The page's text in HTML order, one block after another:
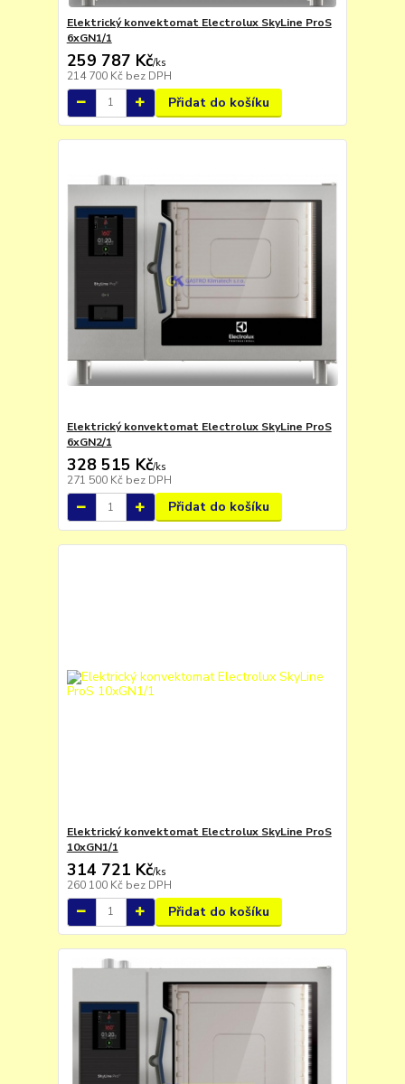
Elektrický konvektomat Electrolux SkyLine ProS
6xGN1/1
259 787 Kč/ks
214 700 Kč bez DPH
Přidat do košíku
Elektrický konvektomat Electrolux SkyLine ProS
6xGN2/1
328 515 Kč/ks
271 500 Kč bez DPH
Přidat do košíku
Elektrický konvektomat Electrolux SkyLine ProS
10xGN1/1
314 721 Kč/ks
260 100 Kč bez DPH
Přidat do košíku